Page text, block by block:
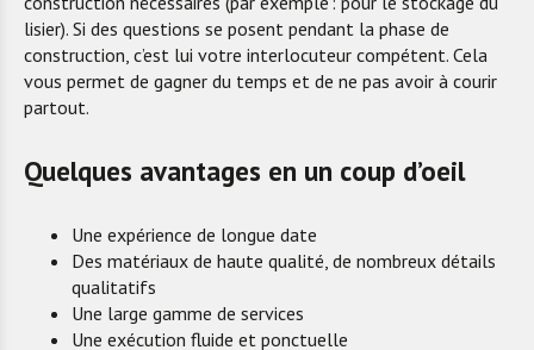
lisier). Si des questions se posent pendant la phase de
construction, c’est lui votre interlocuteur compétent. Cela
vous permet de gagner du temps et de ne pas avoir à courir
partout.
Quelques avantages en un coup d’oeil
Une expérience de longue date
Des matériaux de haute qualité, de nombreux détails
qualitatifs
Une large gamme de services
Une exécution fluide et ponctuelle